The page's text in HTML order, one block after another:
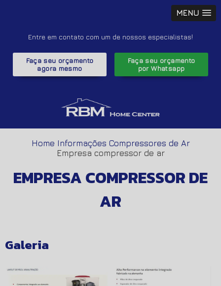
MENU
Entre em contato com um de nossos especialistas!
Faça seu orçamento
agora mesmo
Faça seu orçamento
por Whatsapp
Home Informações Compressores de Ar
Empresa compressor de ar
EMPRESA COMPRESSOR DE
AR
Galeria